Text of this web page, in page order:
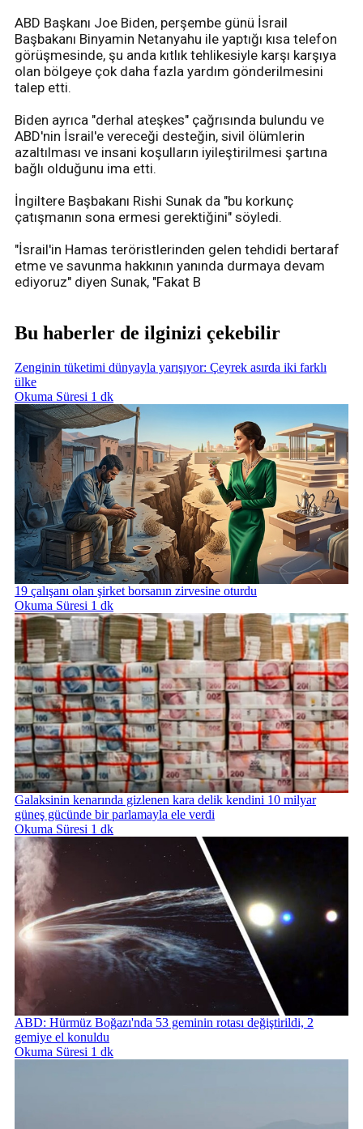
ABD Başkanı Joe Biden, perşembe günü İsrail
Başbakanı Binyamin Netanyahu ile yaptığı kısa telefon
görüşmesinde, şu anda kıtlık tehlikesiyle karşı karşıya
olan bölgeye çok daha fazla yardım gönderilmesini
talep etti.
Biden ayrıca "derhal ateşkes" çağrısında bulundu ve
ABD'nin İsrail'e vereceği desteğin, sivil ölümlerin
azaltılması ve insani koşulların iyileştirilmesi şartına
bağlı olduğunu ima etti.
İngiltere Başbakanı Rishi Sunak da "bu korkunç
çatışmanın sona ermesi gerektiğini" söyledi.
"İsrail'in Hamas teröristlerinden gelen tehdidi bertaraf
etme ve savunma hakkının yanında durmaya devam
ediyoruz" diyen Sunak, "Fakat B
Bu haberler de ilginizi çekebilir
Zenginin tüketimi dünyayla yarışıyor: Çeyrek asırda iki farklı
ülke
Okuma Süresi 1 dk
19 çalışanı olan şirket borsanın zirvesine oturdu
Okuma Süresi 1 dk
Galaksinin kenarında gizlenen kara delik kendini 10 milyar
güneş gücünde bir parlamayla ele verdi
Okuma Süresi 1 dk
ABD: Hürmüz Boğazı'nda 53 geminin rotası değiştirildi, 2
gemiye el konuldu
Okuma Süresi 1 dk